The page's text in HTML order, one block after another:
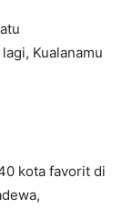
Kualanamu
kota favorit di